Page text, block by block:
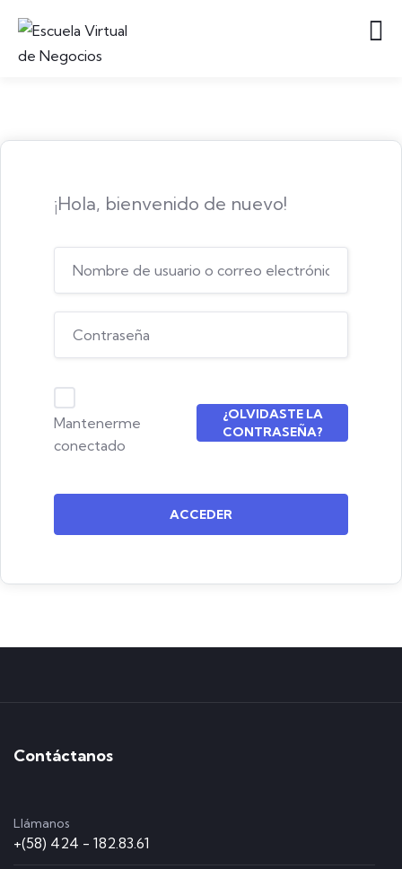
¡Hola, bienvenido de nuevo!
Mantenerme
conectado
¿OLVIDASTE LA
CONTRASEÑA?
ACCEDER
Contáctanos
Llámanos
+(58) 424 - 182.83.61